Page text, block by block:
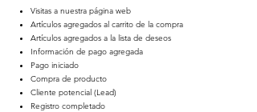
Visitas a nuestra página web
Artículos agregados al carrito de la compra
Artículos agregados a la lista de deseos
Información de pago agregada
Pago iniciado
Compra de producto
Cliente potencial (Lead)
Registro completado